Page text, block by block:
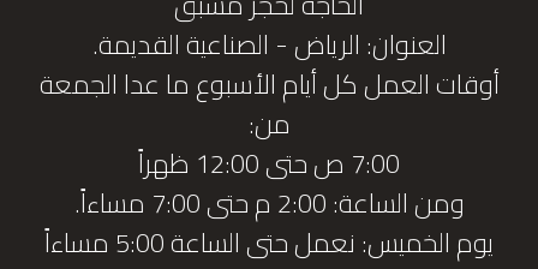
العنوان: الرياض - الصناعية القديمة.
أوقات العمل كل أيام الأسبوع ما عدا الجمعة
من:
7:00 ص حتى 12:00 ظهراً
ومن الساعة: 2:00 م حتى 7:00 مساءاً.
يوم الخميس: نعمل حتى الساعة 5:00 مساءاً